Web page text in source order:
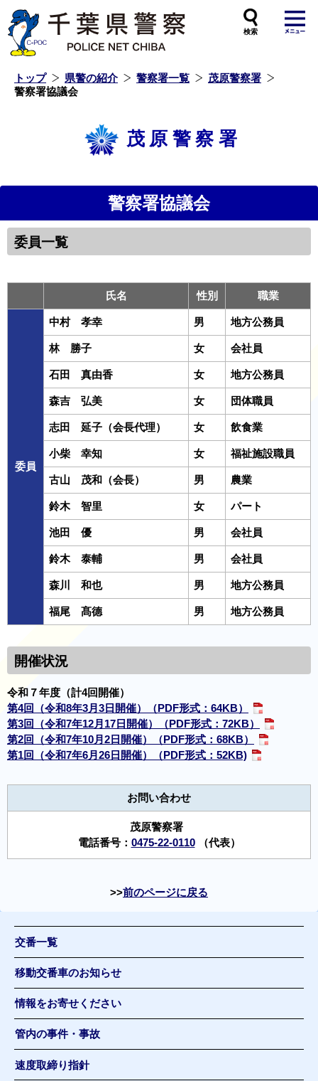
トップ 県警の紹介 警察署一覧
茂原警察署
警察署協議会
茂原警察署
警察署協議会
委員一覧
氏名 性別 職業
委員
中村 孝幸 男 地方公務員
林 勝子 女 会社員
石田 真由香 女 地方公務員
森吉 弘美 女 団体職員
志田 延子（会長代理） 女 飲食業
小柴 幸知 女 福祉施設職員
古山 茂和（会長） 男 農業
鈴木 智里 女 パート
池田 優 男 会社員
鈴木 泰輔 男 会社員
森川 和也 男 地方公務員
福尾 髙德 男 地方公務員
開催状況
令和７年度（計4回開催）
第4回（令和8年3月3日開催）（PDF形式：64KB）
第3回（令和7年12月17日開催）（PDF形式：72KB）
第2回（令和7年10月2日開催）（PDF形式：68KB）
第1回（令和7年6月26日開催）（PDF形式：52KB)
お問い合わせ
茂原警察署
電話番号： 0475-22-0110（代表）
前のページに戻る
交番一覧
移動交番車のお知らせ
情報をお寄せください
管内の事件・事故
速度取締り指針